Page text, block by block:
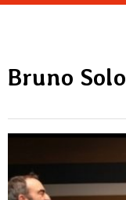
Bruno Solo